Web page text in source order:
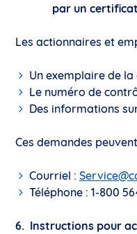
par un
Les actionnaires et
Un exemplaire de
Le numéro de
Des informations
Ces demandes
Courriel :
Téléphone : 1-800
6. Instructions pour